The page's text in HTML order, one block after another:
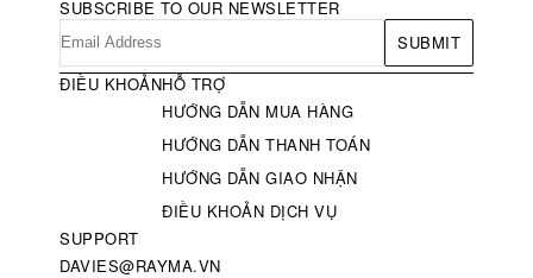
SUBSCRIBE TO OUR NEWSLETTER
SUBMIT
ĐIỀU KHOẢNHỖ TRỢ
HƯỚNG DẪN MUA HÀNG
HƯỚNG DẪN THANH TOÁN
HƯỚNG DẪN GIAO NHẬN
ĐIỀU KHOẢN DỊCH VỤ
SUPPORT
DAVIES@RAYMA.VN